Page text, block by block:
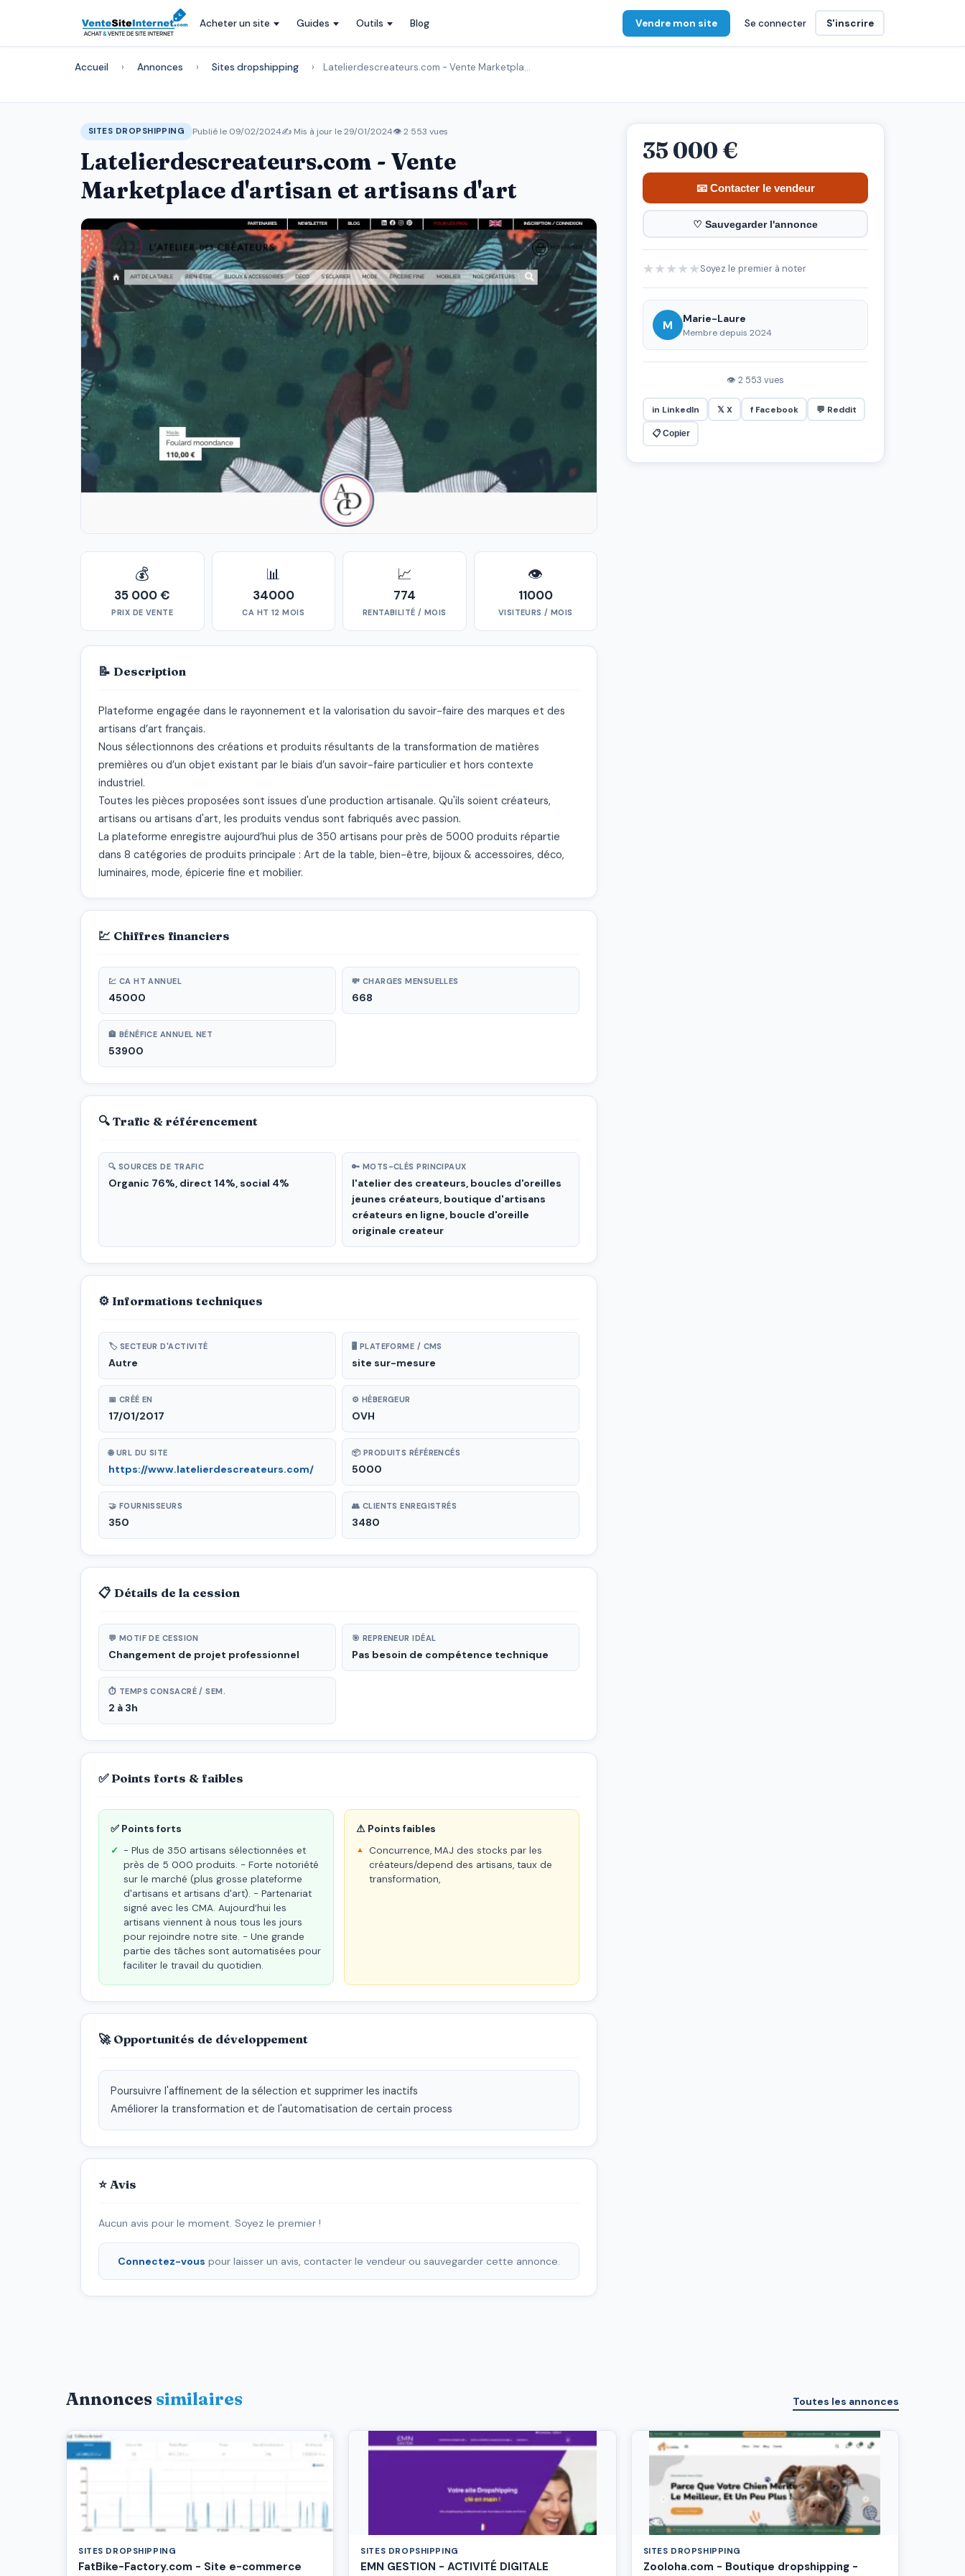
Acheter un site Guides Outils Blog Vendre mon site Se connecter S'inscrire
Accueil › Annonces › Sites dropshipping › Latelierdescreateurs.com - Vente Marketpla…
SITES DROPSHIPPING Publié le 09/02/2024✍️ Mis à jour le29/01/2024👁 2 553 vues
Latelierdescreateurs.com - Vente
Marketplace d'artisan et artisans d'art
💰
35 000 €
PRIX DE VENTE
📊
34000
CA HT 12 MOIS
📈
774
RENTABILITÉ / MOIS
👁
11000
VISITEURS / MOIS
📝 Description
Plateforme engagée dans le rayonnement et la valorisation du savoir-faire des marques et des
artisans d’art français.
Nous sélectionnons des créations et produits résultants de la transformation de matières
premières ou d’un objet existant par le biais d’un savoir-faire particulier et hors contexte
industriel.
Toutes les pièces proposées sont issues d'une production artisanale. Qu'ils soient créateurs,
artisans ou artisans d'art, les produits vendus sont fabriqués avec passion.
La plateforme enregistre aujourd’hui plus de 350 artisans pour près de 5000 produits répartie
dans 8 catégories de produits principale : Art de la table, bien-être, bijoux & accessoires, déco,
luminaires, mode, épicerie fine et mobilier.
💹 Chiffres financiers
💹 CA HT ANNUEL
45000
💸 CHARGES MENSUELLES
668
🏦 BÉNÉFICE ANNUEL NET
53900
🔍 Trafic & référencement
🔍 SOURCES DE TRAFIC
Organic 76%, direct 14%, social 4%
🔑 MOTS-CLÉS PRINCIPAUX
l'atelier des createurs, boucles d'oreilles
jeunes créateurs, boutique d'artisans
créateurs en ligne, boucle d'oreille
originale createur
⚙ Informations techniques
🏷 SECTEUR D'ACTIVITÉ
Autre
🖥 PLATEFORME / CMS
site sur-mesure
📅 CRÉÉ EN
17/01/2017
⚙ HÉBERGEUR
OVH
🌐 URL DU SITE
https://www.latelierdescreateurs.com/
📦 PRODUITS RÉFÉRENCÉS
5000
🤝 FOURNISSEURS
350
👥 CLIENTS ENREGISTRÉS
3480
📋 Détails de la cession
💬 MOTIF DE CESSION
Changement de projet professionnel
🎯 REPRENEUR IDÉAL
Pas besoin de compétence technique
⏱ TEMPS CONSACRÉ / SEM.
2 à 3h
✅ Points forts & faibles
✅ Points forts
- Plus de 350 artisans sélectionnées et
près de 5 000 produits. - Forte notoriété
sur le marché (plus grosse plateforme
d'artisans et artisans d'art). - Partenariat
signé avec les CMA. Aujourd’hui les
artisans viennent à nous tous les jours
pour rejoindre notre site. - Une grande
partie des tâches sont automatisées pour
faciliter le travail du quotidien.
⚠ Points faibles
Concurrence, MAJ des stocks par les
créateurs/depend des artisans, taux de
transformation,
🚀 Opportunités de développement
Poursuivre l'affinement de la sélection et supprimer les inactifs
Améliorer la transformation et de l'automatisation de certain process
⭐ Avis
Aucun avis pour le moment. Soyez le premier !
Connectez-vous pour laisser un avis, contacter le vendeur ou sauvegarder cette annonce.
35 000 €
📧 Contacter le vendeur
♡ Sauvegarder l'annonce
★★★★★Soyez le premier à noter
M Marie-Laure
Membre depuis 2024
👁 2 553 vues
in LinkedIn 𝕏 X f Facebook 💬 Reddit
📋 Copier
Annonces similaires Toutes les annonces
SITES DROPSHIPPING
FatBike-Factory.com - Site e-commerce
SITES DROPSHIPPING
EMN GESTION - ACTIVITÉ DIGITALE
SITES DROPSHIPPING
Zooloha.com - Boutique dropshipping -